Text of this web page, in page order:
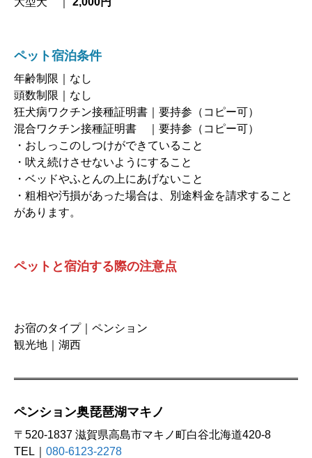
ペット宿泊条件
年齢制限｜なし
頭数制限｜なし
狂犬病ワクチン接種証明書｜要持参（コピー可）
混合ワクチン接種証明書 ｜要持参（コピー可）
・おしっこのしつけができていること
・吠え続けさせないようにすること
・ベッドやふとんの上にあげないこと
・粗相や汚損があった場合は、別途料金を請求すること
があります。
ペットと宿泊する際の注意点
お宿のタイプ｜ペンション
観光地｜湖西
ペンション奥琵琶湖マキノ
〒520-1837 滋賀県高島市マキノ町白谷北海道420-8
TEL｜ 080-6123-2278